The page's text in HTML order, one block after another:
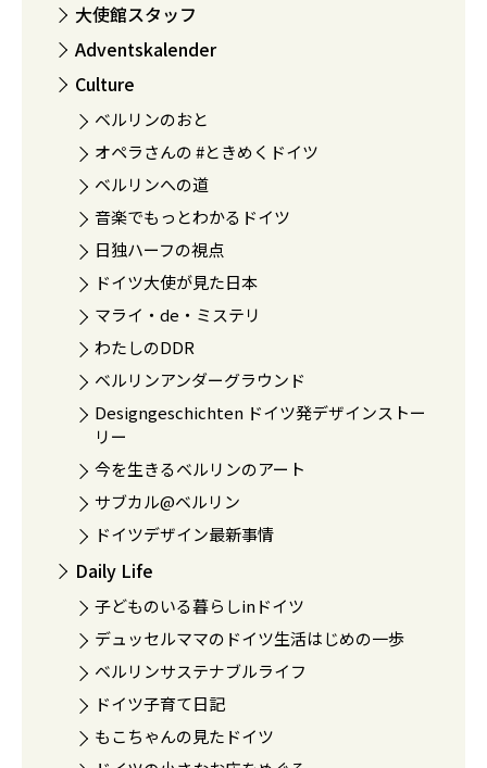
大使館スタッフ
Adventskalender
Culture
ベルリンのおと
オペラさんの #ときめくドイツ
ベルリンへの道
音楽でもっとわかるドイツ
日独ハーフの視点
ドイツ大使が見た日本
マライ・de・ミステリ
わたしのDDR
ベルリンアンダーグラウンド
Designgeschichten ドイツ発デザインストー
リー
今を生きるベルリンのアート
サブカル@ベルリン
ドイツデザイン最新事情
Daily Life
子どものいる暮らしinドイツ
デュッセルママのドイツ生活はじめの一歩
ベルリンサステナブルライフ
ドイツ子育て日記
もこちゃんの見たドイツ